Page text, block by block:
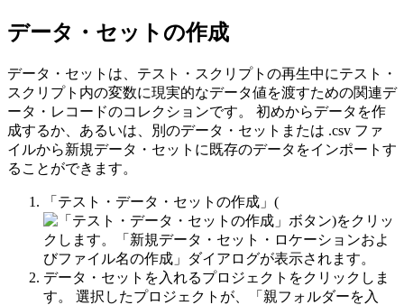
データ・セットの作成
データ・セットは、テスト・スクリプトの再生中にテスト・
スクリプト内の変数に現実的なデータ値を渡すための関連デ
ータ・レコードのコレクションです。 初めからデータを作
成するか、あるいは、別のデータ・セットまたは .csv ファ
イルから新規データ・セットに既存のデータをインポートす
ることができます。
「テスト・データ・セットの作成」 (
)をクリッ
クします。
「新規データ・セット・ロケーションおよ
びファイル名の作成」
ダイアログが表示されます。
データ・セットを入れるプロジェクトをクリックしま
す。 選択したプロジェクトが、
「親フォルダーを入